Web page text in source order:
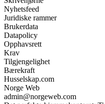
Nyhetsfeed
Juridiske rammer
Brukerdata
Datapolicy
Opphavsrett
Krav
Tilgjengelighet
Bærekraft
Husselskap.com
Norge Web
admin@norgeweb.com